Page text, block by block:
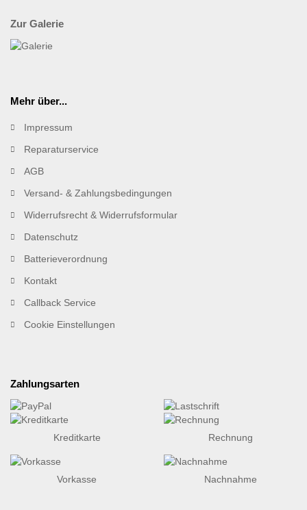
Zur Galerie
Mehr über...
Impressum
Reparaturservice
AGB
Versand- & Zahlungsbedingungen
Widerrufsrecht & Widerrufsformular
Datenschutz
Batterieverordnung
Kontakt
Callback Service
Cookie Einstellungen
Zahlungsarten
Kreditkarte Rechnung
Vorkasse Nachnahme